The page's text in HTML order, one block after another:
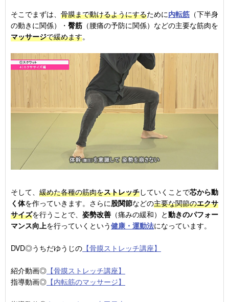
そこでまずは、 骨膜まで動けるようにするために内転筋 （下半身
の動きに関係）・ 臀筋 （腰痛の予防に関係）などの主要な筋肉を
マッサージで緩めます。
そして、 緩めた各種の筋肉をストレッチしていくことで芯から動
く体を作っていきます。さらに股関節などの主要な関節のエクサ
サイズを行うことで、 姿勢改善 （痛みの緩和）と動きのパフォー
マンス向上を行っていくという健康・運動法になっています。
DVD◎うちだゆうじの 【骨膜ストレッチ講座】
紹介動画◎ 【骨膜ストレッチ講座】
指導動画◎ 【内転筋のマッサージ】